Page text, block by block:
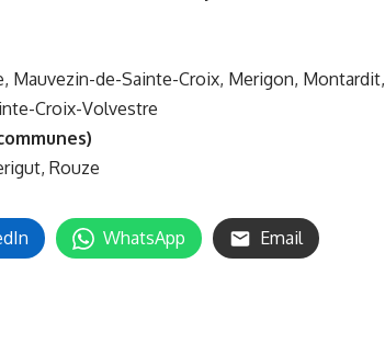
Mauvezin-de-Sainte-Croix, Merigon, Montardit,
Croix-Volvestre
Rouze
WhatsApp Email